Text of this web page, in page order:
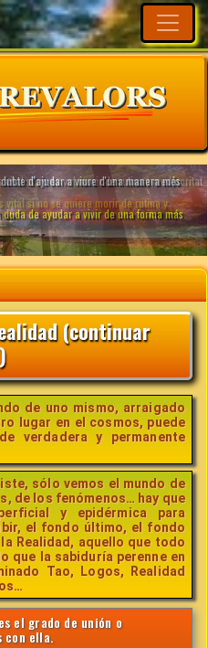
(continuar
de uno mismo, arraigado
lugar en el cosmos, puede
verdadera y permanente
sólo vemos el mundo de
de los fenómenos… hay que
y epidérmica para
el fondo último, el fondo
Realidad, aquello que todo
que la sabiduría perenne en
Tao, Logos, Realidad
el grado de unión o
con ella.